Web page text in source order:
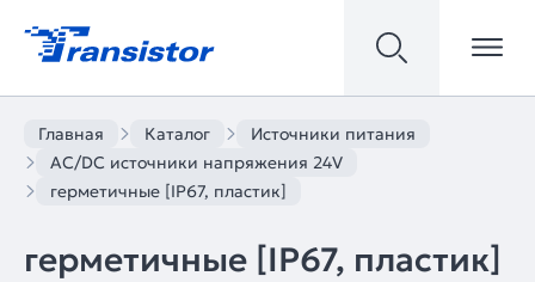
Главная Каталог
Источники питания
AC/DC источники напряжения 24V
герметичные [IP67, пластик]
герметичные [IP67, пластик]